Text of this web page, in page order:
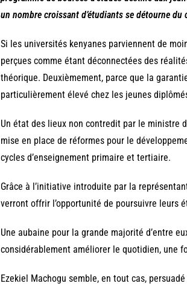
un nombre croissant d’étudiants se détourne du
Si les universités kenyanes parviennent de
perçues comme étant déconnectées des
théorique. Deuxièmement, parce que la
particulièrement élevé chez les jeunes
Un état des lieux non contredit par le ministre
mise en place de réformes pour le
cycles d’enseignement primaire et tertiaire.
Grâce à l’initiative introduite par la
verront offrir l’opportunité de poursuivre leurs
Une aubaine pour la grande majorité d’entre
considérablement améliorer le quotidien, une
Ezekiel Machogu semble, en tout cas,